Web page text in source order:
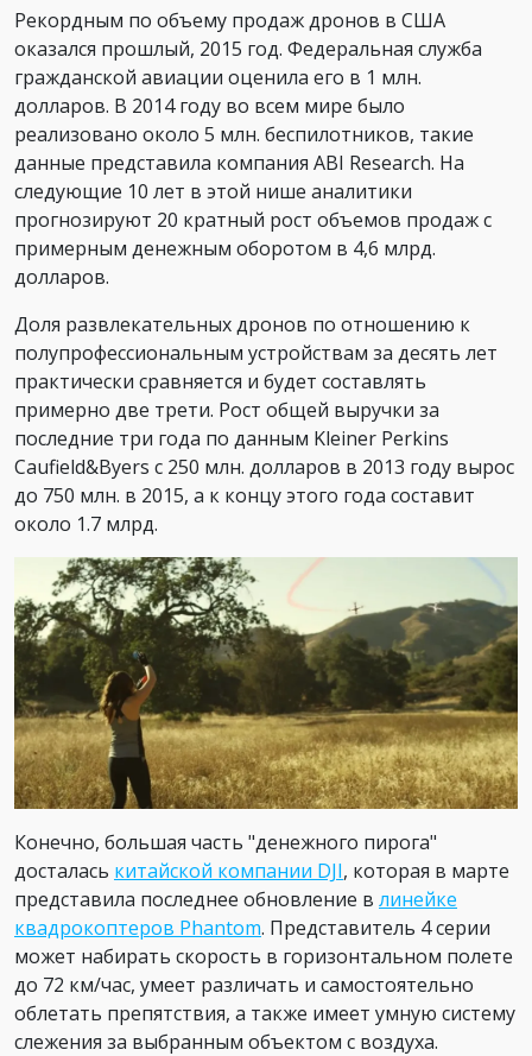
Рекордным по объему продаж дронов в США
оказался прошлый, 2015 год. Федеральная служба
гражданской авиации оценила его в 1 млн.
долларов. В 2014 году во всем мире было
реализовано около 5 млн. беспилотников, такие
данные представила компания ABI Research. На
следующие 10 лет в этой нише аналитики
прогнозируют 20 кратный рост объемов продаж с
примерным денежным оборотом в 4,6 млрд.
долларов.
Доля развлекательных дронов по отношению к
полупрофессиональным устройствам за десять лет
практически сравняется и будет составлять
примерно две трети. Рост общей выручки за
последние три года по данным Kleiner Perkins
Caufield&Byers с 250 млн. долларов в 2013 году вырос
до 750 млн. в 2015, а к концу этого года составит
около 1.7 млрд.
Конечно, большая часть "денежного пирога"
досталась китайской компании DJI, которая в марте
представила последнее обновление в линейке
квадрокоптеров Phantom. Представитель 4 серии
может набирать скорость в горизонтальном полете
до 72 км/час, умеет различать и самостоятельно
облетать препятствия, а также имеет умную систему
слежения за выбранным объектом с воздуха.